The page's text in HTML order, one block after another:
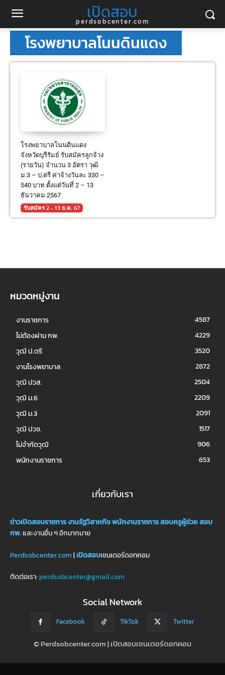
เปิดสอบ
perdsobcenter.com
โรงพยาบาลโนนดินแดง
โรงพยาบาลโนนดินแดง
จังหวัดบุรีรัมย์ รับสมัครลูกจ้าง
(รายวัน) จำนวน 3 อัตรา วุฒิ
ม.3 – ป.ตรี ค่าจ้างวันละ 330 –
540 บาท ตั้งแต่วันที่ 2 – 13
ธันวาคม 2567
รับสมัคร 2 - 13 ธ.ค. 67
หมวดหมู่งาน
งานราชการ
4587
ไม่ต้องผ่าน กพ.
4229
วุฒิ ป.ตรี
3520
งานโรงพยาบาล
2872
วุฒิ ปวส.
2504
วุฒิ ม.6
2209
วุฒิ ม.3
2091
วุฒิ ปวช.
1517
ไม่จำกัดวุฒิ
906
พนักงานราชการ
653
เกี่ยวกับเรา
ข่าวเปิดสอบราชการงานรัฐวิสาหกิจพนักงานราชการสอบครูผู้ช่วยสอบ
กพ.และงานอื่น ๆ อีกมากมาย
Perdsobcenter.com|เปิดสอบเซนเตอร์ดอทคอม
ติดต่อเรา: perdsobcenter@gmail.com
Social Network
Facebook TikTok Twitter
© Perdsobcenter.com | เปิดสอบเซนเตอร์ดอทคอม